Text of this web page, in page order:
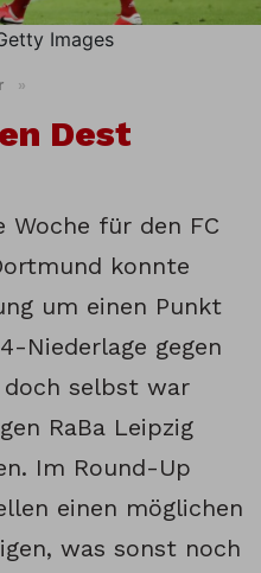
Images
»
Dest
Woche für den FC
konnte
um einen Punkt
Niederlage gegen
doch selbst war
RaBa Leipzig
Im Round-Up
einen möglichen
was sonst noch